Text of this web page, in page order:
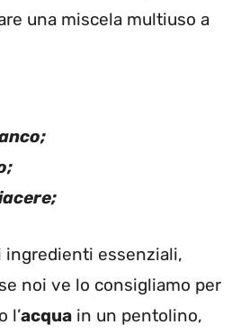
una miscela multiuso a
ingredienti essenziali,
noi ve lo consigliamo per
l’acqua in un pentolino,